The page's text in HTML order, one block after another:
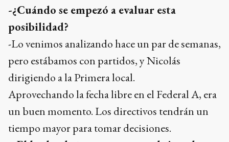
-¿Cuándo se empezó a evaluar esta
posibilidad?
-Lo venimos analizando hace un par de semanas,
pero estábamos con partidos, y Nicolás
dirigiendo a la Primera local.
Aprovechando la fecha libre en el Federal A, era
un buen momento. Los directivos tendrán un
tiempo mayor para tomar decisiones.